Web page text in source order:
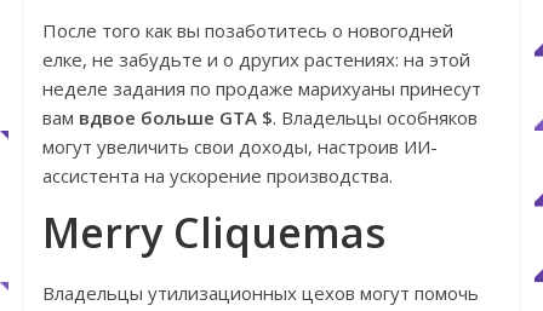
После того как вы позаботитесь о новогодней
елке, не забудьте и о других растениях: на этой
неделе задания по продаже марихуаны принесут
вам вдвое больше GTA $. Владельцы особняков
могут увеличить свои доходы, настроив ИИ-
ассистента на ускорение производства.
Merry Cliquemas
Владельцы утилизационных цехов могут помочь